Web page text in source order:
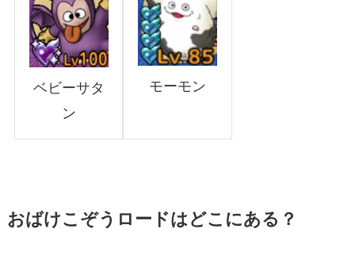
ベビーサタ
ン
モーモン
おばけこぞうロードはどこにある？